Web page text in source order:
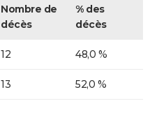
Nombre de
décès
% des
décès
12 48,0 %
13 52,0 %